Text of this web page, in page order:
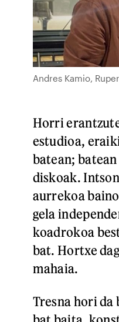
Andres Kamio,
Horri
estudioa,
batean;
diskoak.
aurrekoa
gela
koadrokoa
bat. Hortxe
mahaia.
Tresna hori da